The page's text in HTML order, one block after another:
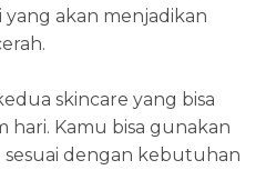
akan menjadikan
skincare yang bisa
hari. Kamu bisa gunakan
dengan kebutuhan